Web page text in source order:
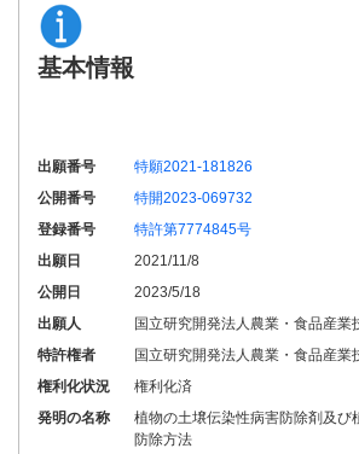
基本情報
出願番号
特願2021-181826
公開番号
特開2023-069732
登録番号
特許第7774845号
出願日
2021/11/8
公開日
2023/5/18
出願人
国立研究開発法人農業・食品産業
特許権者
国立研究開発法人農業・食品産業
権利化状況
権利化済
発明の名称
植物の土壌伝染性病害防除剤及び
防除方法